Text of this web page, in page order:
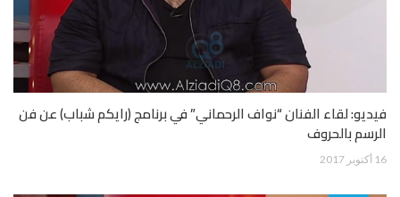
فيديو: لقاء الفنان “نواف الرحماني” في برنامج (رايكم شباب) عن فن
الرسم بالحروف
16 أكتوبر 2017